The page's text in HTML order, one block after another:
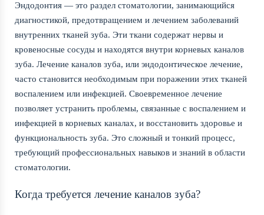
Эндодонтия — это раздел стоматологии, занимающийся
диагностикой, предотвращением и лечением заболеваний
внутренних тканей зуба. Эти ткани содержат нервы и
кровеносные сосуды и находятся внутри корневых каналов
зуба. Лечение каналов зуба, или эндодонтическое лечение,
часто становится необходимым при поражении этих тканей
воспалением или инфекцией. Своевременное лечение
позволяет устранить проблемы, связанные с воспалением и
инфекцией в корневых каналах, и восстановить здоровье и
функциональность зуба. Это сложный и тонкий процесс,
требующий профессиональных навыков и знаний в области
стоматологии.
Когда требуется лечение каналов зуба?